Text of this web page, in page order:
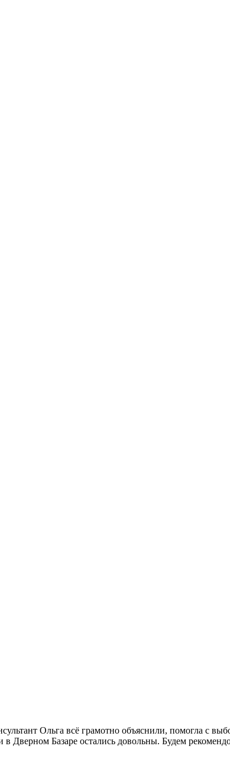
Ольга всё грамотно объяснили, помогла с
Дверном Базаре остались довольны. Будем